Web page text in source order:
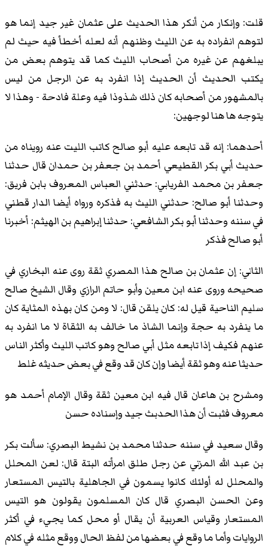
قلت: وإنكار من أنكر هذا الحديث على عثمان غير جيد إنما هو
لتوهم انفراده به عن الليث وظنهم أنه لعله أخطأ فيه حيث لم
يبلغهم عن غيره من أصحاب الليث كما قد يتوهم بعض من
يكتب الحديث أن الحديث إذا انفرد به عن الرجل من ليس
بالمشهور من أصحابه كان ذلك شذوذا فيه وعلة فادحة - وهذا لا
يتوجه ها هنا لوجهين:
أحدهما: إنه قد تابعه عليه أبو صالح كاتب الليت عنه رويناه من
حديث أبي بكر القطيعي أحمد بن جعفر بن حمدان قال حدثنا
جعفر بن محمد الفريابي: حدثني العباس المعروف بابن فريق:
وحدثنا أبو صالح: حدثني الليث به فذكره ورواه أيضا الدار قطني
في سننه وحدثنا أبو بكر الشافعي: حدثنا إبراهيم بن الهيثم: أخبرنا
أبو صالح فذكر
الثاني: إن عثمان بن صالح هذا المصري ثقة روى عنه البخاري في
صحيحه وروى عنه ابن معين وأبو حاتم الرازي وقال الشيخ صالح
سليم الناحية قيل له: كان يلقن قال: لا ومن كان بهذه المثاية كان
ما ينفرد به حجة وإنما الشاذ ما خالف به الثقاة لا ما انفرد به
عنهم فكيف إذا تابعه مثل أبي صالح وهو كاتب الليث وأكثر الناس
حديثا عنه وهو ثقة أيضا وإن كان قد وقع في بعض حديثه غلط
ومشرح بن هاعان قال فيه ابن معين ثقة وقال الإمام أحمد هو
معروف فثبت أن هذا الحدبث جيد وإسناده حسن
وقال سعيد في سننه حدثنا محمد بن نشيط البصري: سألت بكر
بن عبد الله المزني عن رجل طلق امرأته البتة قال: لعن المحلل
والمحلل له أولئك كانوا يسمون في الجاهلية بالتيس المستعار
وعن الحسن البصري قال كان المسلمون يقولون هو التيس
المستعار وقياس العربية أن يقال أو محل كما يجيء في أكثر
الروايات وأما ما وقع في بعضها من لفظ الحال ووقع مثله في كلام